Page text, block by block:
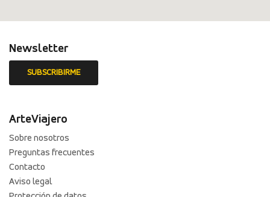
Newsletter
ArteViajero
Sobre nosotros
Preguntas frecuentes
Contacto
Aviso legal